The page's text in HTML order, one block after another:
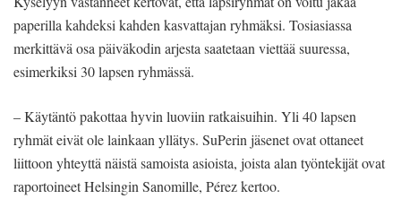
paperilla kahdeksi kahden kasvattajan ryhmäksi. Tosiasiassa
merkittävä osa päiväkodin arjesta saatetaan viettää suuressa,
esimerkiksi 30 lapsen ryhmässä.
– Käytäntö pakottaa hyvin luoviin ratkaisuihin. Yli 40 lapsen
ryhmät eivät ole lainkaan yllätys. SuPerin jäsenet ovat ottaneet
liittoon yhteyttä näistä samoista asioista, joista alan työntekijät ovat
raportoineet Helsingin Sanomille, Pérez kertoo.